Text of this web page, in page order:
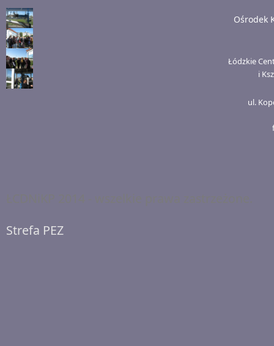
Ośrodek
Łódzkie
i
ul.
Strefa PEZ